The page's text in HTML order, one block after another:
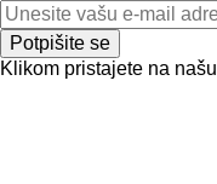
Potpišite se
Klikom pristajete na našu